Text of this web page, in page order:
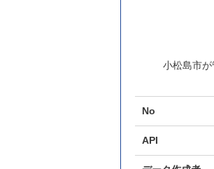
小松島市が
No
API